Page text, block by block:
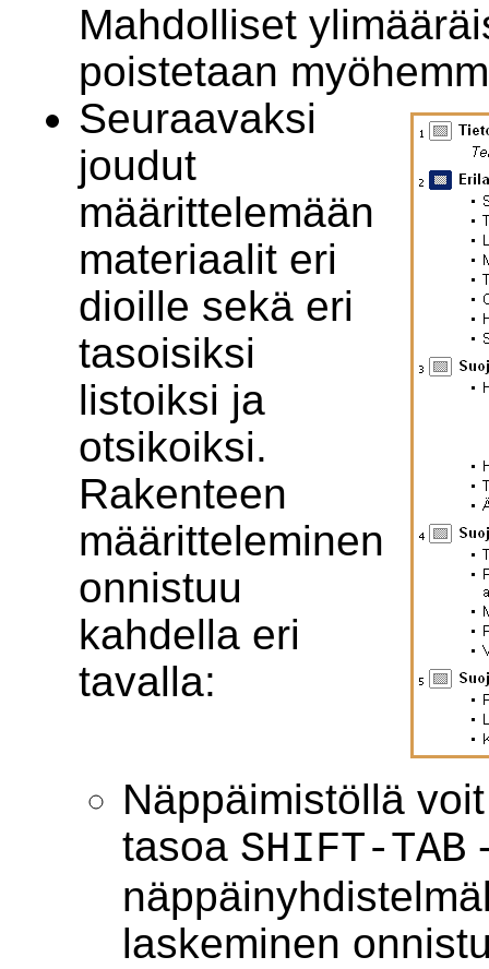
Mahdolliset
poistetaan
Seuraavaksi
joudut
määrittelemään
materiaalit eri
dioille sekä eri
tasoisiksi
listoiksi ja
otsikoiksi.
Rakenteen
määritteleminen
onnistuu
kahdella eri
tavalla:
Näppäimistöllä
tasoa SHIFT-TAB
laskeminen